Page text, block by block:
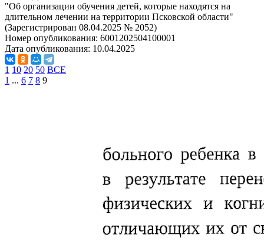
"Об организации обучения детей, которые находятся на
длительном лечении на территории Псковской области"
(Зарегистрирован 08.04.2025 № 2052)
Номер опубликования: 6001202504100001
Дата опубликования: 10.04.2025
1 10 20 50 ВСЕ
1 ... 6 7 8 9